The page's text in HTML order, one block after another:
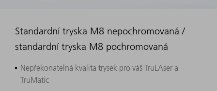
Standardní tryska M8 nepochromovaná /
standardní tryska M8 pochromovaná
Nepřekonatelná kvalita trysek pro váš TruLAser a
TruMatic